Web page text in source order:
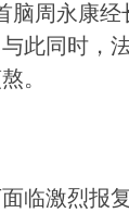
脑周永康
此同时，
。
临激烈报